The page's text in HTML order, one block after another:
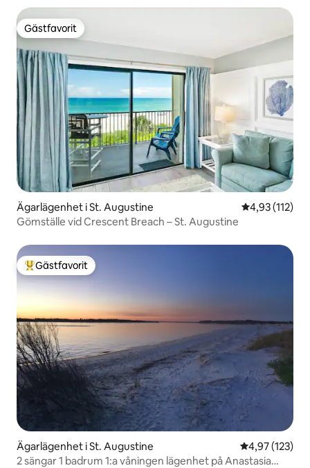
Gästfavorit
Gästfavorit
Ägarlägenhet i St. Augustine 4,93 av 5 i
4,93 (112)
Gömställe vid Crescent Breach – St. Augustine
Populär gästfavorit
Gästfavorit
Ägarlägenhet i St. Augustine 4,97 av 5 i
4,97 (123)
2 sängar 1 badrum 1:a våningen lägenhet på Anastasia